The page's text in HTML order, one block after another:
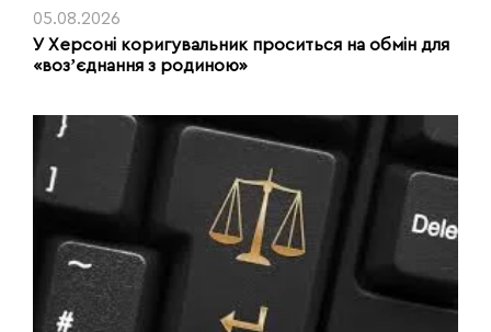
05.08.2026
У Херсоні коригувальник проситься на обмін для
«возʼєднання з родиною»